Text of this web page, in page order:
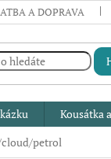
A DOPRAVA
Kousátka
cloud/petrol